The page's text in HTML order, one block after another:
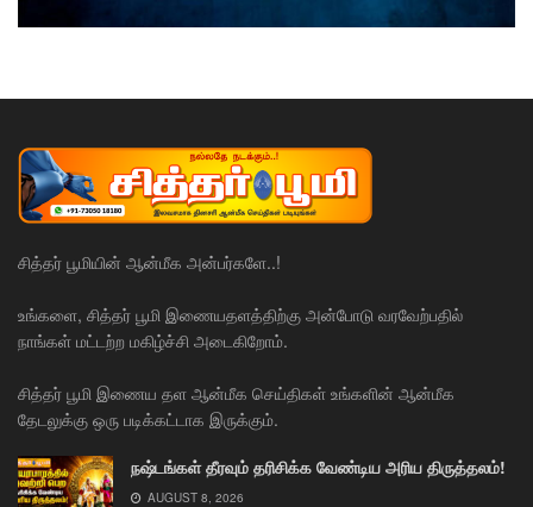
சித்தர் பூமியின் ஆன்மீக அன்பர்களே..!
உங்களை, சித்தர் பூமி இணையதளத்திற்கு அன்போடு வரவேற்பதில்
நாங்கள் மட்டற்ற மகிழ்ச்சி அடைகிறோம்.
சித்தர் பூமி இணைய தள ஆன்மீக செய்திகள் உங்களின் ஆன்மீக
தேடலுக்கு ஒரு படிக்கட்டாக இருக்கும்.
நஷ்டங்கள் தீரவும் தரிசிக்க வேண்டிய அரிய திருத்தலம்!
AUGUST 8, 2026